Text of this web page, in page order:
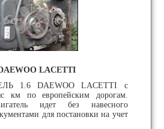
LACETTI
1.6 DAEWOO LACETTI с
км по европейским дорогам.
идет без навесного
для постановки на учет